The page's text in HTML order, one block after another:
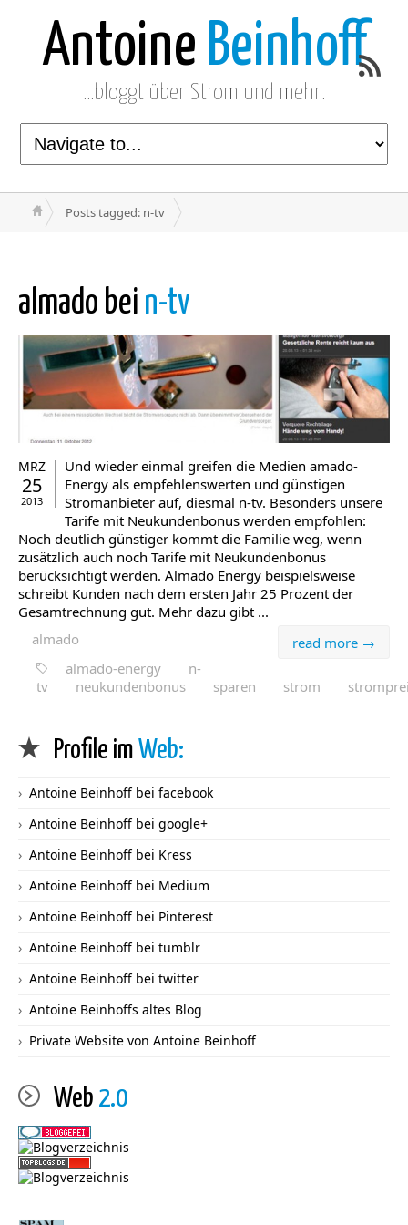
Antoine Beinhoff
…bloggt über Strom und mehr.
Posts tagged: n-tv
almado bei n-tv
MRZ
25
2013
Und wieder einmal greifen die Medien amado-
Energy als empfehlenswerten und günstigen
Stromanbieter auf, diesmal n-tv. Besonders unsere
Tarife mit Neukundenbonus werden empfohlen:
Noch deutlich günstiger kommt die Familie weg, wenn
zusätzlich auch noch Tarife mit Neukundenbonus
berücksichtigt werden. Almado Energy beispielsweise
schreibt Kunden nach dem ersten Jahr 25 Prozent der
Gesamtrechnung gut. Mehr dazu gibt ...
read more →
almado
almado-energy
n-
tv
neukundenbonus sparen strom
Profile im Web:
Antoine Beinhoff bei facebook
Antoine Beinhoff bei google+
Antoine Beinhoff bei Kress
Antoine Beinhoff bei Medium
Antoine Beinhoff bei Pinterest
Antoine Beinhoff bei tumblr
Antoine Beinhoff bei twitter
Antoine Beinhoffs altes Blog
Private Website von Antoine Beinhoff
Web 2.0